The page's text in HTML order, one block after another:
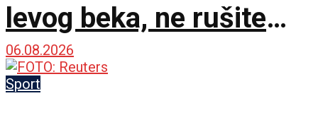
levog beka, ne rušite
sopstveni klub!
06.08.2026
Sport